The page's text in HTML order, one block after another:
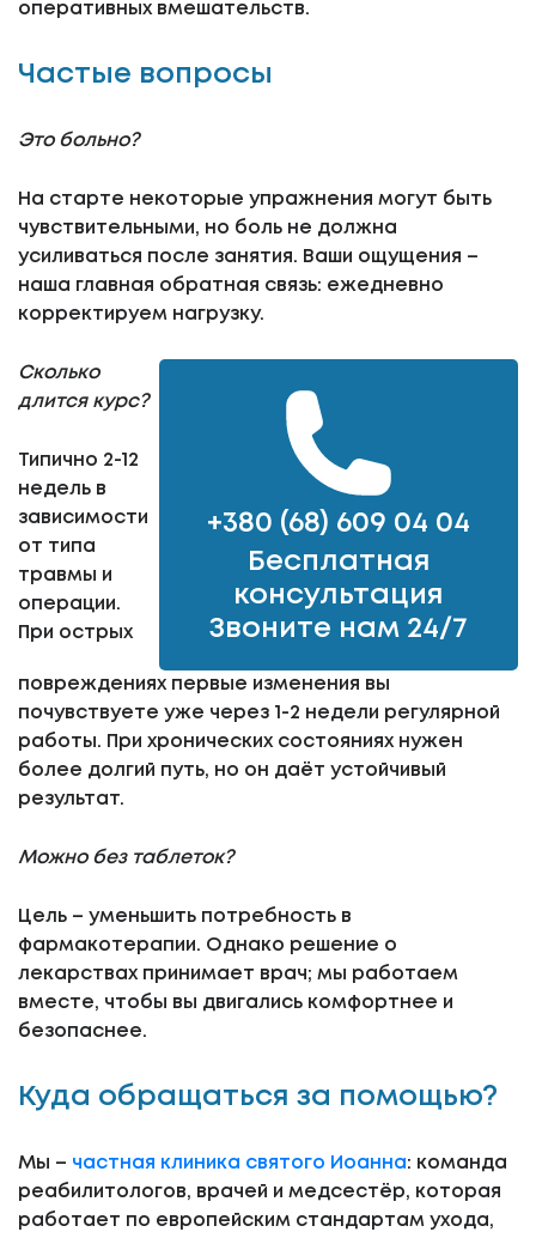
оперативных вмешательств.
Частые вопросы
Это больно?
На старте некоторые упражнения могут быть
чувствительными, но боль не должна
усиливаться после занятия. Ваши ощущения –
наша главная обратная связь: ежедневно
корректируем нагрузку.
+380 (68) 609 04 04
Бесплатная
консультация
Звоните нам 24/7
Сколько
длится курс?
Типично 2-12
недель в
зависимости
от типа
травмы и
операции.
При острых
повреждениях первые изменения вы
почувствуете уже через 1-2 недели регулярной
работы. При хронических состояниях нужен
более долгий путь, но он даёт устойчивый
результат.
Можно без таблеток?
Цель – уменьшить потребность в
фармакотерапии. Однако решение о
лекарствах принимает врач; мы работаем
вместе, чтобы вы двигались комфортнее и
безопаснее.
Куда обращаться за помощью?
Мы – частная клиника святого Иоанна: команда
реабилитологов, врачей и медсестёр, которая
работает по европейским стандартам ухода,